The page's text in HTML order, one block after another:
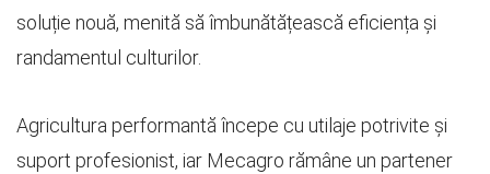
soluție nouă, menită să îmbunătățească eficiența și
randamentul culturilor.
Agricultura performantă începe cu utilaje potrivite și
suport profesionist, iar Mecagro rămâne un partener